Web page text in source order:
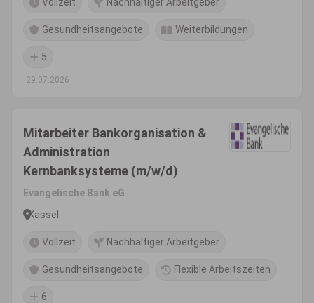
Gesundheitsangebote Weiterbildungen
5
29.07.2026
Mitarbeiter Bankorganisation &
Administration
Kernbanksysteme (m/w/d)
Evangelische Bank eG
Kassel
Vollzeit Nachhaltiger Arbeitgeber
Gesundheitsangebote Flexible Arbeitszeiten
6